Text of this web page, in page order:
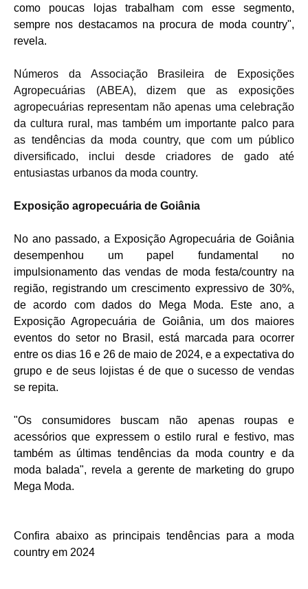
como poucas lojas trabalham com esse segmento,
sempre nos destacamos na procura de moda country",
revela.
Números da Associação Brasileira de Exposições
Agropecuárias (ABEA), dizem que as exposições
agropecuárias representam não apenas uma celebração
da cultura rural, mas também um importante palco para
as tendências da moda country, que com um público
diversificado, inclui desde criadores de gado até
entusiastas urbanos da moda country.
Exposição agropecuária de Goiânia
No ano passado, a Exposição Agropecuária de Goiânia
desempenhou um papel fundamental no
impulsionamento das vendas de moda festa/country na
região, registrando um crescimento expressivo de 30%,
de acordo com dados do Mega Moda. Este ano, a
Exposição Agropecuária de Goiânia, um dos maiores
eventos do setor no Brasil, está marcada para ocorrer
entre os dias 16 e 26 de maio de 2024, e a expectativa do
grupo e de seus lojistas é de que o sucesso de vendas
se repita.
"Os consumidores buscam não apenas roupas e
acessórios que expressem o estilo rural e festivo, mas
também as últimas tendências da moda country e da
moda balada", revela a gerente de marketing do grupo
Mega Moda.
Confira abaixo as principais tendências para a moda
country em 2024